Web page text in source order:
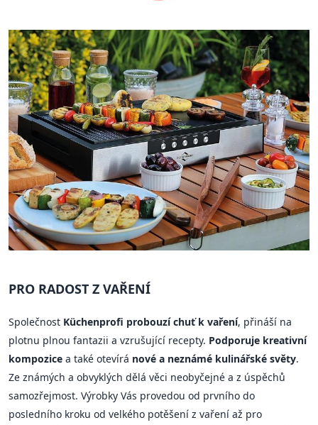
PRO RADOST Z VAŘENÍ
Společnost Küchenprofi probouzí chuť k vaření, přináší na
plotnu plnou fantazii a vzrušující recepty. Podporuje kreativní
kompozice a také otevírá nové a neznámé kulinářské světy.
Ze známých a obvyklých dělá věci neobyčejné a z úspěchů
samozřejmost. Výrobky Vás provedou od prvního do
posledního kroku od velkého potěšení z vaření až pro